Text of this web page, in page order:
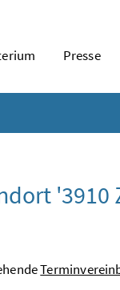
Presse